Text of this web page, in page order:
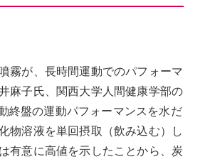
霧が、長時間運動でのパフォーマ
麻子氏、関西大学人間健康学部の
終盤の運動パフォーマンスを水だ
物溶液を単回摂取（飲み込む）し
有意に高値を示したことから、炭